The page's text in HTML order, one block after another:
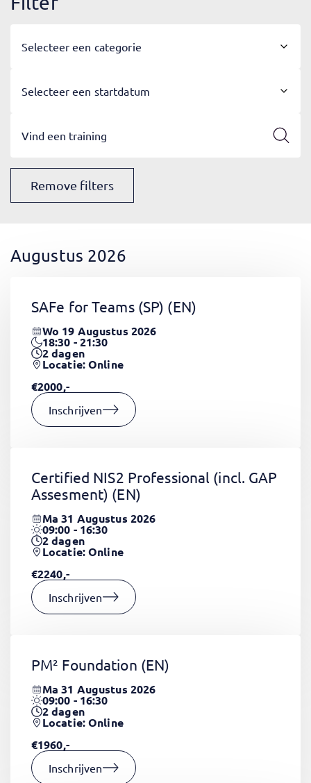
Selecteer een categorie
Selecteer een startdatum
Remove filters
Augustus 2026
SAFe for Teams (SP) (EN)
Wo 19 Augustus 2026
18:30 - 21:30
2dagen
Locatie: Online
€2000,-
Inschrijven
Certified NIS2 Professional (incl. GAP
Assesment) (EN)
Ma 31 Augustus 2026
09:00 - 16:30
2dagen
Locatie: Online
€2240,-
Inschrijven
PM² Foundation (EN)
Ma 31 Augustus 2026
09:00 - 16:30
2dagen
Locatie: Online
€1960,-
Inschrijven